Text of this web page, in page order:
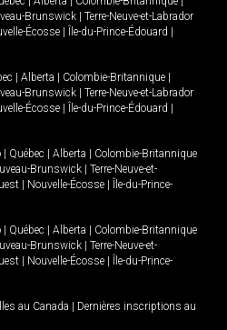
Brunswick
Terre-Neuve-et-Labrador
Écosse Île-du-Prince-Édouard
Alberta Colombie-Britannique
Brunswick
Terre-Neuve-et-Labrador
Écosse Île-du-Prince-Édouard
Québec Alberta
Colombie-Britannique
Brunswick
Terre-Neuve-et-
Nouvelle-Écosse
Île-du-Prince-
Québec Alberta
Colombie-Britannique
Brunswick
Terre-Neuve-et-
Nouvelle-Écosse
Île-du-Prince-
au Canada
Dernières inscriptions au